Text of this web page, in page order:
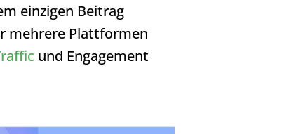
einzigen Beitrag
mehrere Plattformen
und Engagement